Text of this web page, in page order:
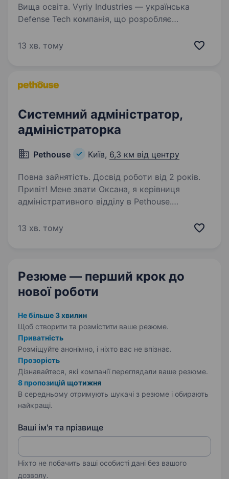
Вища освіта. Vyriy Industries — українська
Defense Tech компанія, що розробляє
роботи в реальних бойових умовах для понад
13 хв. тому
Системний адміністратор,
адміністраторка
Pethouse Київ, 6,3 км від центру
Повна зайнятість. Досвід роботи від 2 років.
Привіт! Мене звати Оксана, я керівниця
адміністративного відділу в Pethouse.
я шукаю у свою команду системного
13 хв. тому
Резюме — перший крок до
нової роботи
Не більше 3 хвилин
Щоб створити та розмістити ваше резюме.
Приватність
Розміщуйте анонімно, і ніхто вас не впізнає.
Прозорість
Дізнавайтеся, які компанії переглядали ваше резюме.
8 пропозицій щотижня
В середньому отримують шукачі з резюме і обирають
найкращі.
Ваші ім'я та прізвище
Ніхто не побачить ваші особисті дані без вашого
дозволу.